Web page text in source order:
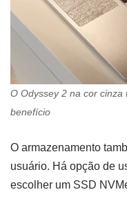
O Odyssey 2 na cor
benefício
O armazenamento
usuário. Há opção de
escolher um SSD